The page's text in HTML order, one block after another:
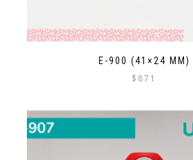
E-900 (41×24 MM)
$ 871